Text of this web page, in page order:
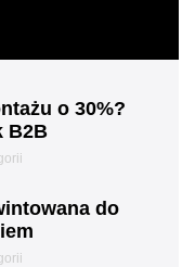
o 30%?
B2B
do